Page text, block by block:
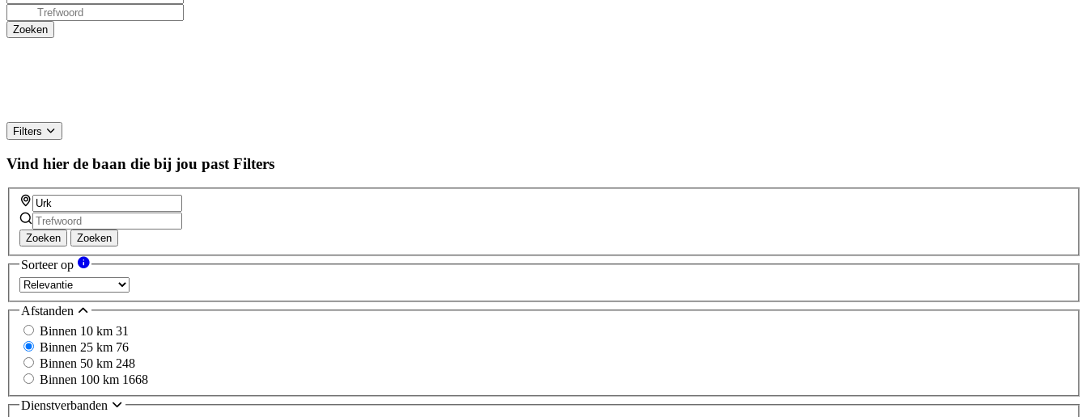
Filters
Vind hier de baan die bij jou past Filters
Zoeken Zoeken
Sorteer op
Afstanden
Binnen 10 km 31
Binnen 25 km 76
Binnen 50 km 248
Binnen 100 km 1668
Dienstverbanden